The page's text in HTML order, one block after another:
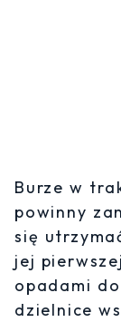
Burze w
powinny
się
jej
opadami
dzielnice